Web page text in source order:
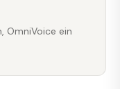
OmniVoice ein